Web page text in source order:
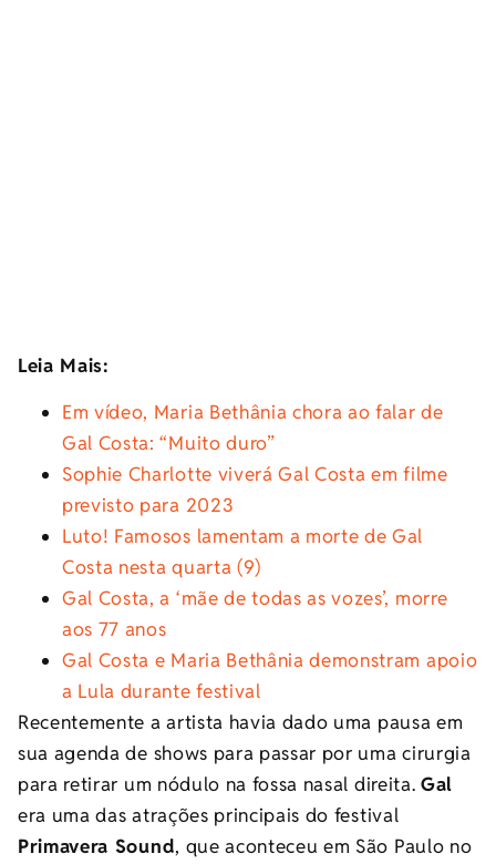
Leia Mais:
Em vídeo, Maria Bethânia chora ao falar de
Gal Costa: “Muito duro”
Sophie Charlotte viverá Gal Costa em filme
previsto para 2023
Luto! Famosos lamentam a morte de Gal
Costa nesta quarta (9)
Gal Costa, a ‘mãe de todas as vozes’, morre
aos 77 anos
Gal Costa e Maria Bethânia demonstram apoio
a Lula durante festival
Recentemente a artista havia dado uma pausa em
sua agenda de shows para passar por uma cirurgia
para retirar um nódulo na fossa nasal direita. Gal
era uma das atrações principais do festival
Primavera Sound, que aconteceu em São Paulo no